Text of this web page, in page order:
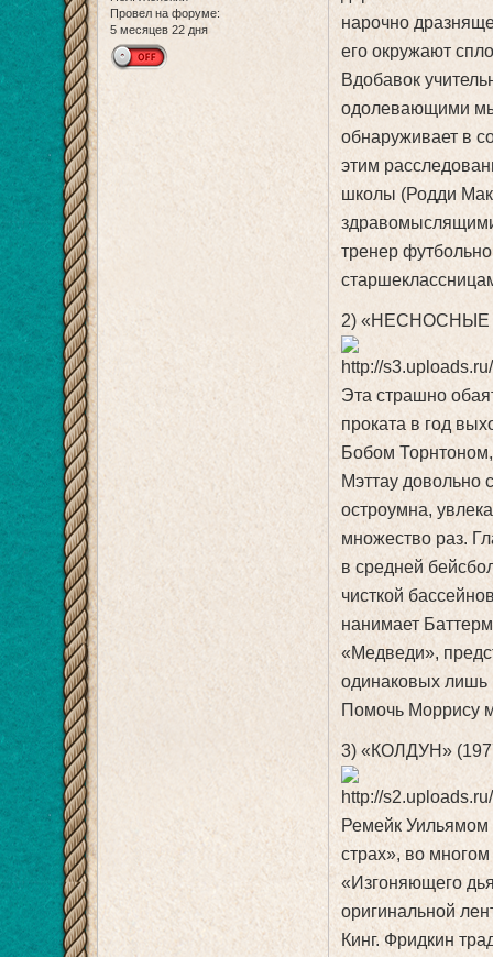
Провел на форуме:
5 месяцев 22 дня
нарочно
его окружают
Вдобавок
одолевающими
обнаруживает в
этим
школы (Родди
тренер
2) «НЕСНОСНЫЕ
Эта страшно
проката в год
Бобом
Мэттау довольно
остроумна,
множество раз.
в средней
чисткой
нанимает
«Медведи»,
одинаковых лишь
Помочь Моррису
3) «КОЛДУН»
Ремейк
страх», во
«Изгоняющего
оригинальной
Кинг. Фридкин